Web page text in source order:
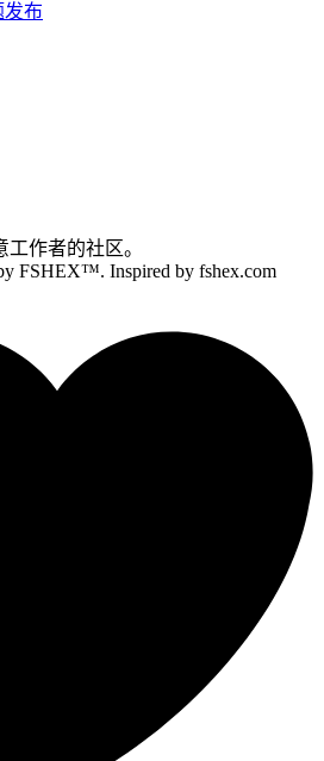
发布
作者的社区。
FSHEX™. Inspired by fshex.com